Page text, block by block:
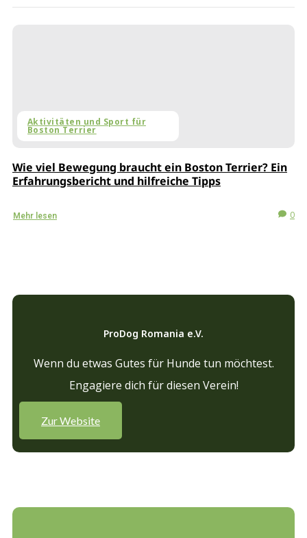
Aktivitäten und Sport für
Boston Terrier
Wie viel Bewegung braucht ein Boston Terrier? Ein
Erfahrungsbericht und hilfreiche Tipps
Mehr lesen 0
ProDog Romania e.V.
Wenn du etwas Gutes für Hunde tun möchtest.
Engagiere dich für diesen Verein!
Zur Website